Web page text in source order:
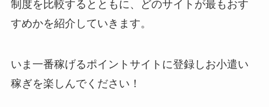
制度を比較するとともに、どのサイトが最もおす
すめかを紹介していきます。
いま一番稼げるポイントサイトに登録しお小遣い
稼ぎを楽しんでください！